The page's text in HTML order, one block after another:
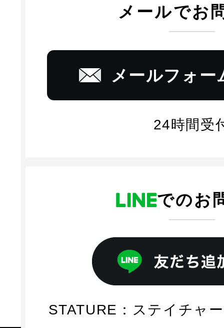
メールでお
メールフォー
24時間受
でのお
STATURE：ステイチャ